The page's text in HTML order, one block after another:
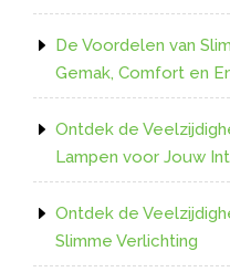
De Voordelen van
Gemak, Comfort en
Ontdek de
Lampen voor Jouw
Ontdek de
Slimme Verlichting